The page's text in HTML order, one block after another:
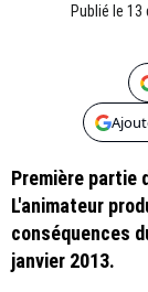
Publié le 13
Première partie
L'animateur
conséquences
janvier 2013.